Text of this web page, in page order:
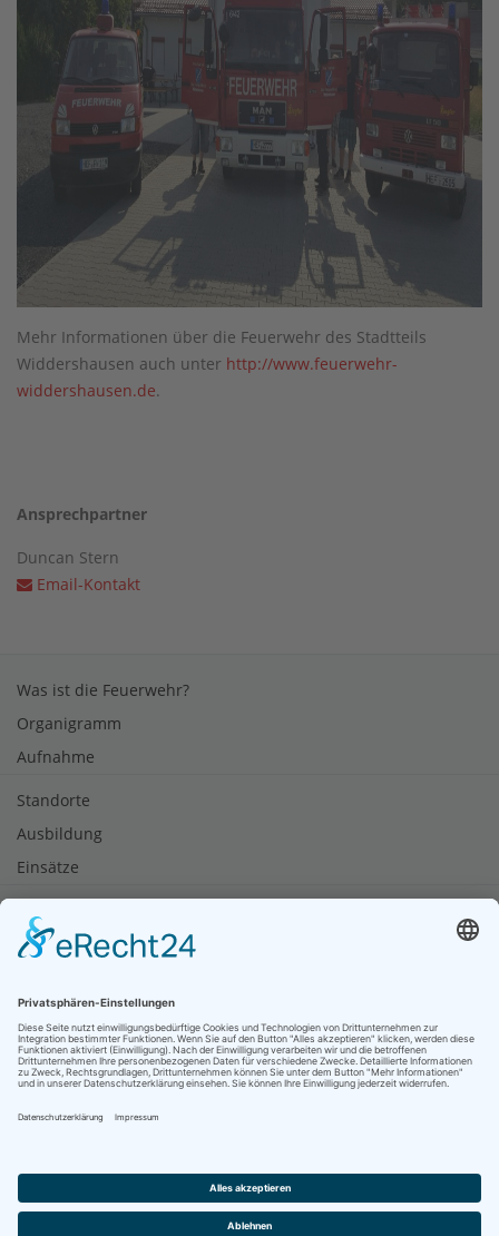
Mehr Informationen über die Feuerwehr des Stadtteils
Widdershausen auch unter http://www.feuerwehr-
widdershausen.de.
Ansprechpartner
Duncan Stern
Email-Kontakt
Was ist die Feuerwehr?
Organigramm
Aufnahme
Standorte
Ausbildung
Einsätze
Brandschutztipps
Soziale Netzwerke
© 2026 Feuerwehren Stadt Heringen (Werra) gesponsort von
dd-media.de